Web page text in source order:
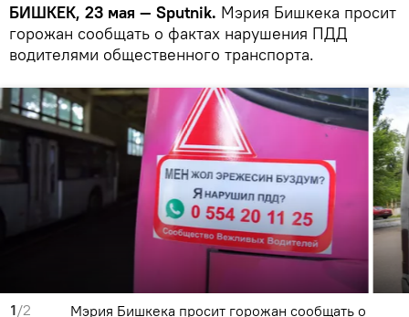
БИШКЕК, 23 мая — Sputnik. Мэрия Бишкека просит
горожан сообщать о фактах нарушения ПДД
водителями общественного транспорта.
1/2
Мэрия Бишкека просит горожан сообщать о